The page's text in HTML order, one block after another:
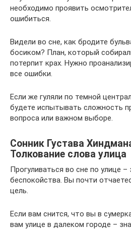
необходимо проявить
ошибиться.
Видели во сне, как бродите
босиком? План, который
потерпит крах. Нужно
все ошибки.
Если же гуляли по темной
будете испытывать сложность
вопроса или важном выборе.
Сонник Густава
Толкование слова улица
Прогуливаться во сне по улице
беспокойства. Вы почти
цель.
Если вам снится, что вы в
вам улице в далеком городе –